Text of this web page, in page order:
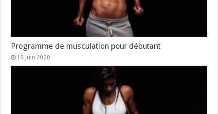
Programme de musculation pour débutant
19 juin 2020